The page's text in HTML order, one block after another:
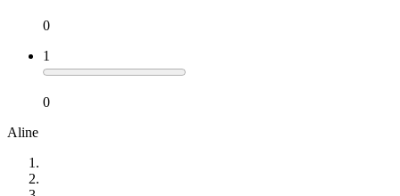
0
1
0
Aline